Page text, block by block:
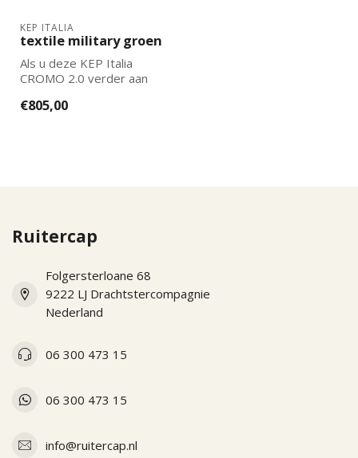
KEP ITALIA
textile military groen
Als u deze KEP Italia
CROMO 2.0 verder aan
wensen kun...
€805,00
Ruitercap
Folgersterloane 68
9222 LJ Drachtstercompagnie
Nederland
06 300 473 15
06 300 473 15
info@ruitercap.nl